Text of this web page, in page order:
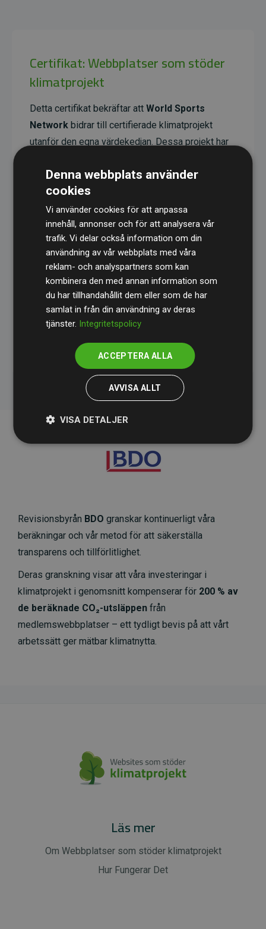
Certifikat: Webbplatser som stöder
klimatprojekt
Detta certifikat bekräftar att World Sports
Network bidrar till certifierade klimatprojekt
utanför den egna värdekedjan. Dessa projekt har
genomsnitt motsvarar dubbelt så mycket CO₂
som webbplatsens beräknade utsläpp.
Alla projekt verifieras genomGold Standard
vilket säkerställer hög kvalitet, faktisk klimatnytta
och full transparens. Du kan läsa mer om de
specifika projektenhär.
initiativet Webbplatser som stöder klimatprojekt
Revisionsbyrån BDO granskar kontinuerligt våra
beräkningar och vår metod för att säkerställa
transparens och tillförlitlighet.
Deras granskning visar att våra investeringar i
klimatprojekt i genomsnitt kompenserar för 200 % av
de beräknade CO₂-utsläppen från
medlemswebbplatser – ett tydligt bevis på att vårt
arbetssätt ger mätbar klimatnytta.
Läs mer
Om Webbplatser som stöder klimatprojekt
Hur Fungerar Det
Denna webbplats använder
cookies
Vi använder cookies för att anpassa
innehåll, annonser och för att analysera vår
trafik. Vi delar också information om din
användning av vår webbplats med våra
reklam- och analyspartners som kan
kombinera den med annan information som
du har tillhandahållit dem eller som de har
samlat in från din användning av deras
tjänster. Integritetspolicy
ACCEPTERA ALLA
AVVISA ALLT
VISA DETALJER